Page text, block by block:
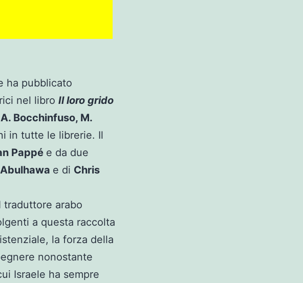
ha pubblicato
nel libro Il loro grido
A. Bocchinfuso, M.
in tutte le librerie. Il
Pappé e da due
e di Chris
traduttore arabo
a questa raccolta
la forza della
nonostante
Israele ha sempre